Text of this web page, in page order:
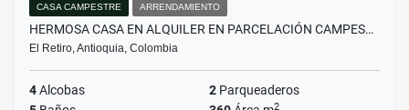
CASA CAMPESTRE ARRENDAMIENTO
HERMOSA CASA EN ALQUILER EN PARCELACIÓN CAMPES…
El Retiro, Antioquia, Colombia
4Alcobas 2 Parqueaderos
2